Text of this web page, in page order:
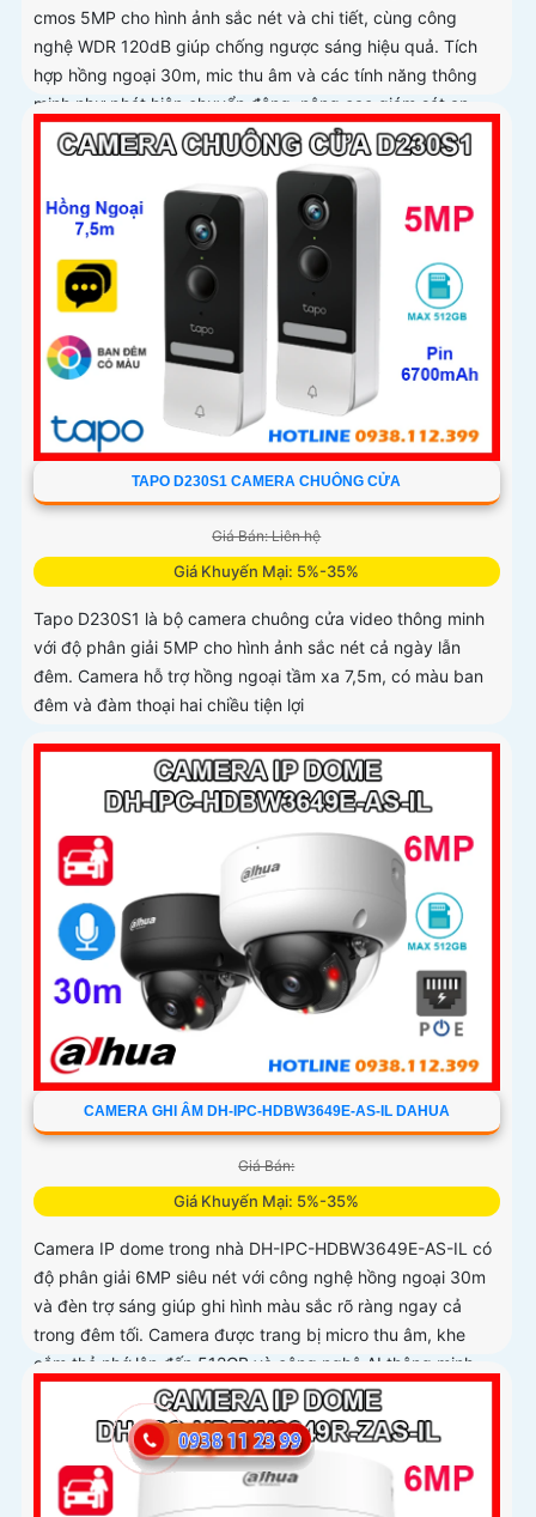
cmos 5MP cho hình ảnh sắc nét và chi tiết, cùng công
nghệ WDR 120dB giúp chống ngược sáng hiệu quả. Tích
hợp hồng ngoại 30m, mic thu âm và các tính năng thông
minh như phát hiện chuyển động, nâng cao giám sát an
ninh
TAPO D230S1 CAMERA CHUÔNG CỬA
Giá Bán: Liên hệ
Giá Khuyến Mại: 5%-35%
Tapo D230S1 là bộ camera chuông cửa video thông minh
với độ phân giải 5MP cho hình ảnh sắc nét cả ngày lẫn
đêm. Camera hỗ trợ hồng ngoại tầm xa 7,5m, có màu ban
đêm và đàm thoại hai chiều tiện lợi
CAMERA GHI ÂM DH-IPC-HDBW3649E-AS-IL DAHUA
Giá Bán:
Giá Khuyến Mại: 5%-35%
Camera IP dome trong nhà DH-IPC-HDBW3649E-AS-IL có
độ phân giải 6MP siêu nét với công nghệ hồng ngoại 30m
và đèn trợ sáng giúp ghi hình màu sắc rõ ràng ngay cả
trong đêm tối. Camera được trang bị micro thu âm, khe
cắm thẻ nhớ lên đến 512GB và công nghệ AI thông minh
nhận diện chính xác người và phương tiện nâng cao hiệu
quả giám sát